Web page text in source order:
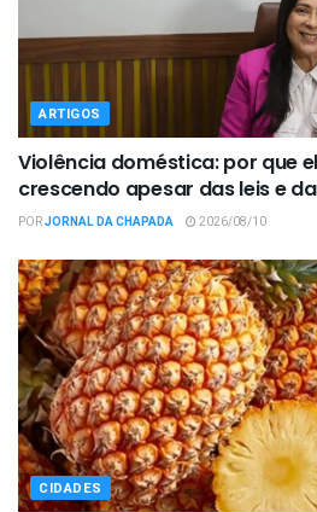
ARTIGOS
Violência doméstica: por que
crescendo apesar das leis e
PORJORNAL DA CHAPADA 2026/08/10
CIDADES